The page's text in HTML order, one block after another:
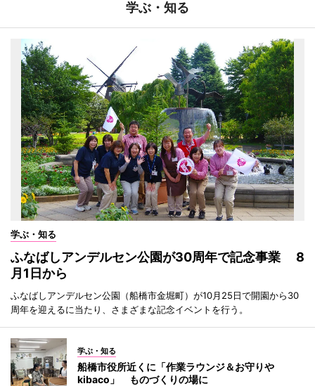
学ぶ・知る
学ぶ・知る
ふなばしアンデルセン公園が30周年で記念事業 8
月1日から
ふなばしアンデルセン公園（船橋市金堀町）が10月25日で開園から30
周年を迎えるに当たり、さまざまな記念イベントを行う。
学ぶ・知る
船橋市役所近くに「作業ラウンジ＆お守りや
kibaco」 ものづくりの場に